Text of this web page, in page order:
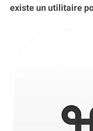
existe un utilitaire